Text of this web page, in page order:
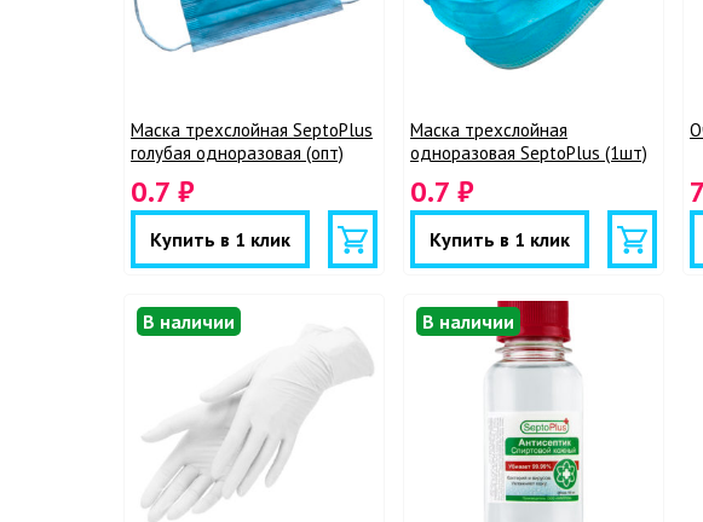
Маска трехслойная SeptoPlus
голубая одноразовая (опт)
0.7 ₽
Купить в 1 клик
Маска трехслойная
одноразовая SeptoPlus (1шт)
0.7 ₽
Купить в 1 клик
В наличии В наличии